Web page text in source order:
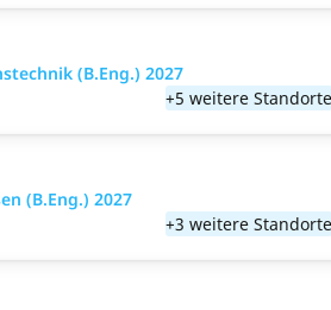
(B.Eng.) 2027
+5 weitere Standorte
(B.Eng.) 2027
+3 weitere Standorte